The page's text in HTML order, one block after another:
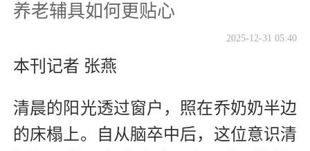
养老辅具如何更贴心
2025-12-31 05:40
本刊记者 张燕
清晨的阳光透过窗户，照在乔奶奶半边
的床榻上。自从脑卒中后，这位意识清